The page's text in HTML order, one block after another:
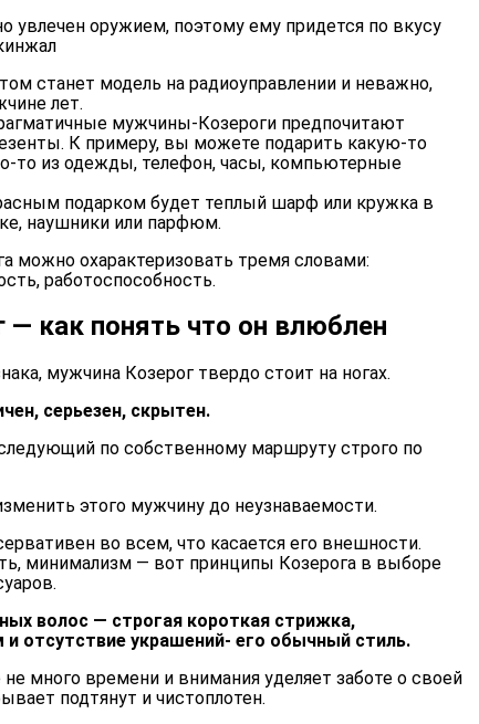
увлечен оружием, поэтому ему придется по вкусу
станет модель на радиоуправлении и неважно,
лет.
мужчины-Козероги предпочитают
. К примеру, вы можете подарить какую-то
то из одежды, телефон, часы, компьютерные
подарком будет теплый шарф или кружка в
, наушники или парфюм.
можно охарактеризовать тремя словами:
работоспособность.
— как понять что он влюблен
мужчина Козерог твердо стоит на ногах.
серьезен, скрытен.
по собственному маршруту строго по
этого мужчину до неузнаваемости.
во всем, что касается его внешности.
минимализм — вот принципы Козерога в выборе
волос — строгая короткая стрижка,
отсутствие украшений- его обычный стиль.
много времени и внимания уделяет заботе о своей
подтянут и чистоплотен.